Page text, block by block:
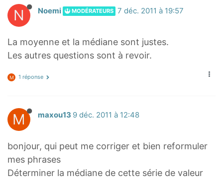
N Noemi MODÉRATEURS 7 déc. 2011 à 19:57
La moyenne et la médiane sont justes.
Les autres questions sont à revoir.
M 1 réponse
M maxou13 9 déc. 2011 à 12:48
bonjour, qui peut me corriger et bien reformuler
mes phrases
Déterminer la médiane de cette série de valeur